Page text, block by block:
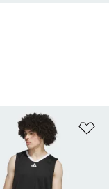
de Desejos